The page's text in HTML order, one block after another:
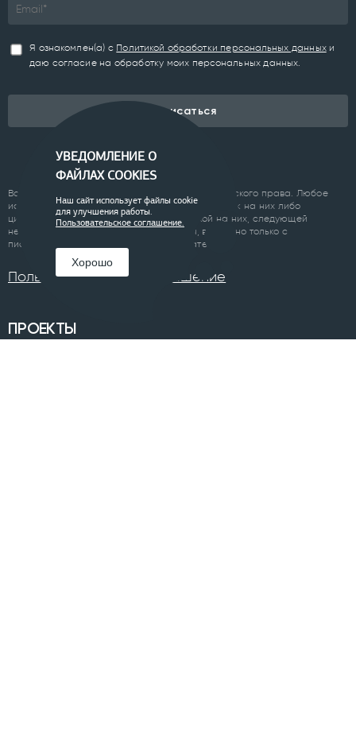
ПРОЕКТЫ
Я ознакомлен(а) с Политикой обработки персональных данныхи
даю согласие на обработку моих персональных данных.
Подписаться
Все материалы сайта являются объектом авторского права. Любое
использование материалов сайта, кроме ссылок на них либо
цитирование с обязательной гиперссылкой на них, следующей
непосредственно до либо после цитаты, возможно только с
письменного разрешения правообладателя.
Пользовательское соглашение
УВЕДОМЛЕНИЕ О
ФАЙЛАХ COOKIES
Наш сайт использует файлы cookie
для улучшения работы.
Пользовательское соглашение.
Хорошо